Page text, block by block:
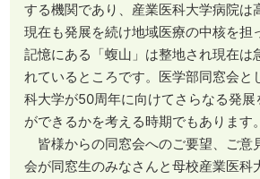
する機関であり、産業医科大学病院は
現在も発展を続け地域医療の中核を担
記憶にある「蝮山」は整地され現在は
れているところです。医学部同窓会と
科大学が50周年に向けてさらなる発
ができるかを考える時期でもあります。
皆様からの同窓会へのご要望、ご意
会が同窓生のみなさんと母校産業医科